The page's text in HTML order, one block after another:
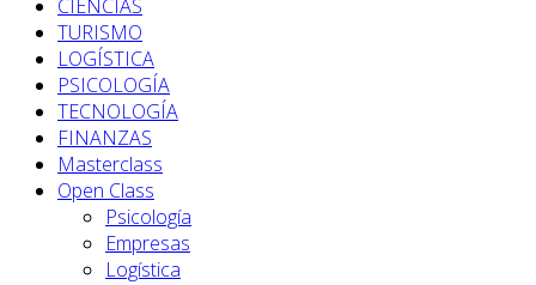
CIENCIAS
TURISMO
LOGÍSTICA
PSICOLOGÍA
TECNOLOGÍA
FINANZAS
Masterclass
Open Class
Psicología
Empresas
Logística